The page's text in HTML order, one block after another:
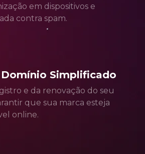
em dispositivos e
contra spam.
Simplificado
e da renovação do seu
que sua marca esteja
online.